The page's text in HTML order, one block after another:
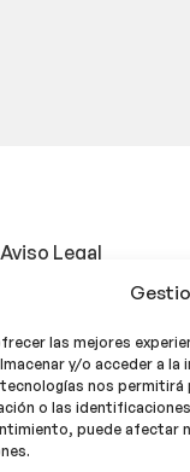
las mejores
y/o acceder a
nos
o las
puede afectar
Aviso Legal
Política de
Política de cookies